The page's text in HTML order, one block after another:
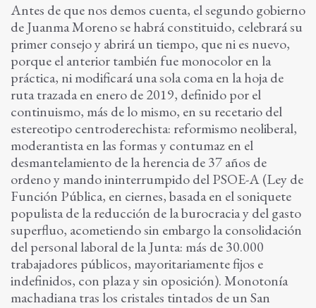
Antes de que nos demos cuenta, el segundo gobierno
de Juanma Moreno se habrá constituido, celebrará su
primer consejo y abrirá un tiempo, que ni es nuevo,
porque el anterior también fue monocolor en la
práctica, ni modificará una sola coma en la hoja de
ruta trazada en enero de 2019, definido por el
continuismo, más de lo mismo, en su recetario del
estereotipo centroderechista: reformismo neoliberal,
moderantista en las formas y contumaz en el
desmantelamiento de la herencia de 37 años de
ordeno y mando ininterrumpido del PSOE-A (Ley de
Función Pública, en ciernes, basada en el soniquete
populista de la reducción de la burocracia y del gasto
superfluo, acometiendo sin embargo la consolidación
del personal laboral de la Junta: más de 30.000
trabajadores públicos, mayoritariamente fijos e
indefinidos, con plaza y sin oposición). Monotonía
machadiana tras los cristales tintados de un San